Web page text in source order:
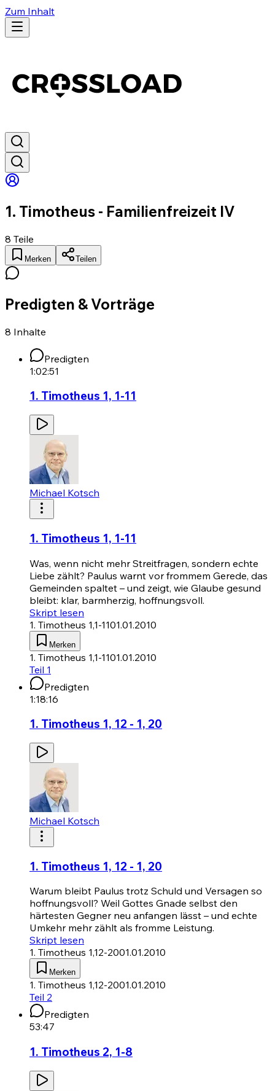
Zum Inhalt
1. Timotheus - Familienfreizeit IV
8 Teile
Merken Teilen
Predigten & Vorträge
8 Inhalte
Predigten
1:02:51
1. Timotheus 1, 1-11
Michael Kotsch
1. Timotheus 1, 1-11
Was, wenn nicht mehr Streitfragen, sondern echte
Liebe zählt? Paulus warnt vor frommem Gerede, das
Gemeinden spaltet – und zeigt, wie Glaube gesund
bleibt: klar, barmherzig, hoffnungsvoll.
Skript lesen
1. Timotheus 1,1-1101.01.2010
Merken
1. Timotheus 1,1-1101.01.2010
Teil 1
Predigten
1:18:16
1. Timotheus 1, 12 - 1, 20
Michael Kotsch
1. Timotheus 1, 12 - 1, 20
Warum bleibt Paulus trotz Schuld und Versagen so
hoffnungsvoll? Weil Gottes Gnade selbst den
härtesten Gegner neu anfangen lässt – und echte
Umkehr mehr zählt als fromme Leistung.
Skript lesen
1. Timotheus 1,12-2001.01.2010
Merken
1. Timotheus 1,12-2001.01.2010
Teil 2
Predigten
53:47
1. Timotheus 2, 1-8